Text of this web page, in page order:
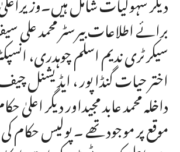
برائے اطلاعات بیرسٹر محمد
سیکرٹری ندیم اسلم چوہدری،
اختر حیات گنڈا پور ، ایڈیشنل
داخلہ محمد عابد مجیداور دیگر
موقع پر موجود تھے ۔ پولیس